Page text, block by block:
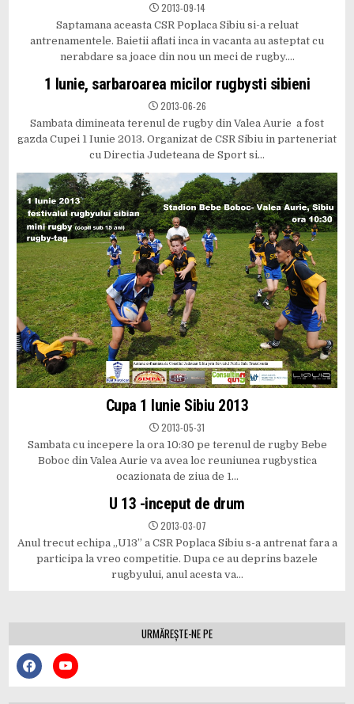
2013-09-14
Saptamana aceasta CSR Poplaca Sibiu si-a reluat
antrenamentele. Baietii aflati inca in vacanta au asteptat cu
nerabdare sa joace din nou un meci de rugby….
1 Iunie, sarbaroarea micilor rugbysti sibieni
2013-06-26
Sambata dimineata terenul de rugby din Valea Aurie a fost
gazda Cupei 1 Iunie 2013. Organizat de CSR Sibiu in parteneriat
cu Directia Judeteana de Sport si…
Cupa 1 Iunie Sibiu 2013
2013-05-31
Sambata cu incepere la ora 10:30 pe terenul de rugby Bebe
Boboc din Valea Aurie va avea loc reuniunea rugbystica
ocazionata de ziua de 1…
U 13 -inceput de drum
2013-03-07
Anul trecut echipa „U13” a CSR Poplaca Sibiu s-a antrenat fara a
participa la vreo competitie. Dupa ce au deprins bazele
rugbyului, anul acesta va…
URMĂREȘTE-NE PE